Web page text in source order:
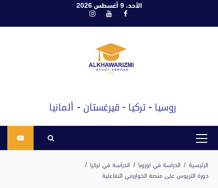
الأحد، 9 أغسطس 2026
فيسبوكيوتيوبانستغرام
القائمة
الرئيسية الدراسة في اوروبا
الدراسة في تركيا
دورة التريوس على منصة الخوارزمي التفاعلية